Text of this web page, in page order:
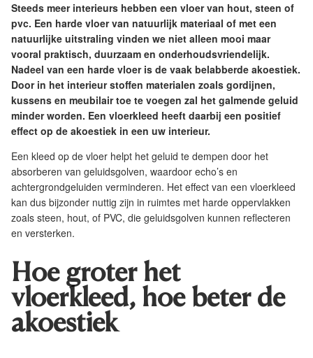
Steeds meer interieurs hebben een vloer van hout, steen of
pvc. Een harde vloer van natuurlijk materiaal of met een
natuurlijke uitstraling vinden we niet alleen mooi maar
vooral praktisch, duurzaam en onderhoudsvriendelijk.
Nadeel van een harde vloer is de vaak belabberde akoestiek.
Door in het interieur stoffen materialen zoals gordijnen,
kussens en meubilair toe te voegen zal het galmende geluid
minder worden. Een vloerkleed heeft daarbij een positief
effect op de akoestiek in een uw interieur.
Een kleed op de vloer helpt het geluid te dempen door het
absorberen van geluidsgolven, waardoor echo’s en
achtergrondgeluiden verminderen. Het effect van een vloerkleed
kan dus bijzonder nuttig zijn in ruimtes met harde oppervlakken
zoals steen, hout, of PVC, die geluidsgolven kunnen reflecteren
en versterken.
Hoe groter het
vloerkleed, hoe beter de
akoestiek